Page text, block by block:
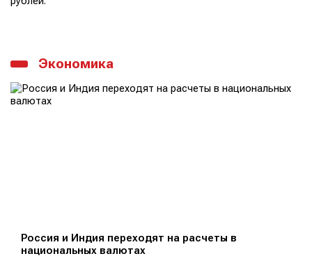
Экономика
Россия и Индия переходят на расчеты в
национальных валютах